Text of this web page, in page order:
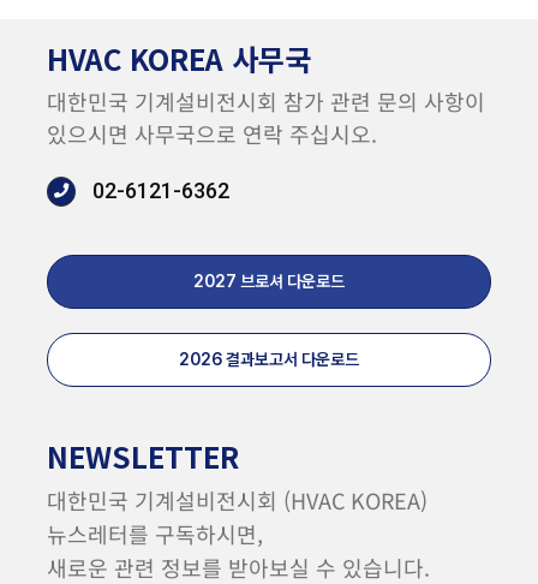
HVAC KOREA 사무국
대한민국 기계설비전시회 참가 관련 문의 사항이
있으시면 사무국으로 연락 주십시오.
02-6121-6362
2027 브로셔 다운로드
2026 결과보고서 다운로드
NEWSLETTER
대한민국 기계설비전시회 (HVAC KOREA)
뉴스레터를 구독하시면,
새로운 관련 정보를 받아보실 수 있습니다.